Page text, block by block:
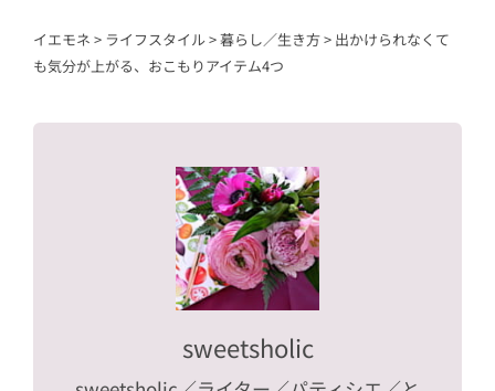
イエモネ > ライフスタイル>暮らし／生き方> 出かけられなくて
も気分が上がる、おこもりアイテム4つ
sweetsholic